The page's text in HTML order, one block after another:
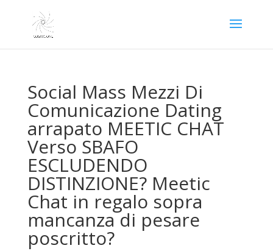
Social Mass Mezzi Di
Comunicazione Dating
arrapato MEETIC CHAT
Verso SBAFO
ESCLUDENDO
DISTINZIONE? Meetic
Chat in regalo sopra
mancanza di pesare
poscritto?